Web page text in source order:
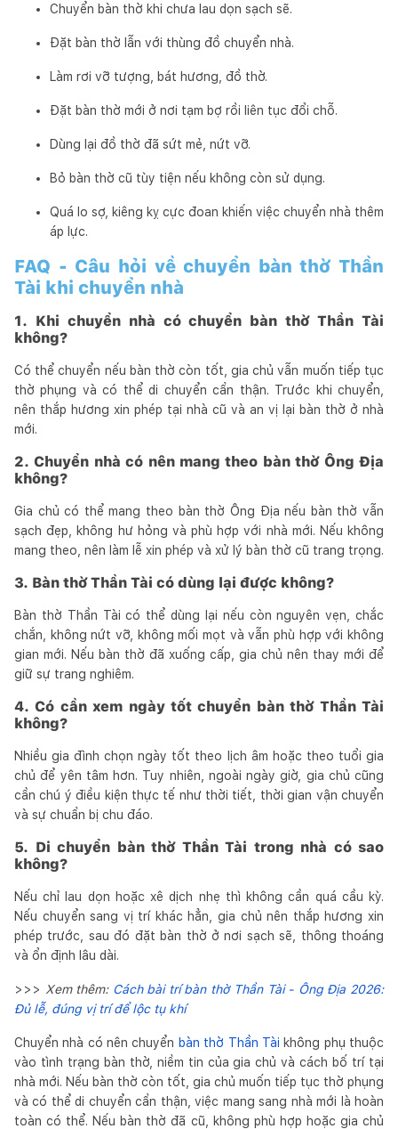
Chuyển bàn thờ khi chưa lau dọn sạch sẽ.
Đặt bàn thờ lẫn với thùng đồ chuyển nhà.
Làm rơi vỡ tượng, bát hương, đồ thờ.
Đặt bàn thờ mới ở nơi tạm bợ rồi liên tục đổi chỗ.
Dùng lại đồ thờ đã sứt mẻ, nứt vỡ.
Bỏ bàn thờ cũ tùy tiện nếu không còn sử dụng.
Quá lo sợ, kiêng kỵ cực đoan khiến việc chuyển nhà thêm
áp lực.
FAQ - Câu hỏi về chuyển bàn thờ Thần
Tài khi chuyển nhà
1. Khi chuyển nhà có chuyển bàn thờ Thần Tài
không?
Có thể chuyển nếu bàn thờ còn tốt, gia chủ vẫn muốn tiếp tục
thờ phụng và có thể di chuyển cẩn thận. Trước khi chuyển,
nên thắp hương xin phép tại nhà cũ và an vị lại bàn thờ ở nhà
mới.
2. Chuyển nhà có nên mang theo bàn thờ Ông Địa
không?
Gia chủ có thể mang theo bàn thờ Ông Địa nếu bàn thờ vẫn
sạch đẹp, không hư hỏng và phù hợp với nhà mới. Nếu không
mang theo, nên làm lễ xin phép và xử lý bàn thờ cũ trang trọng.
3. Bàn thờ Thần Tài có dùng lại được không?
Bàn thờ Thần Tài có thể dùng lại nếu còn nguyên vẹn, chắc
chắn, không nứt vỡ, không mối mọt và vẫn phù hợp với không
gian mới. Nếu bàn thờ đã xuống cấp, gia chủ nên thay mới để
giữ sự trang nghiêm.
4. Có cần xem ngày tốt chuyển bàn thờ Thần Tài
không?
Nhiều gia đình chọn ngày tốt theo lịch âm hoặc theo tuổi gia
chủ để yên tâm hơn. Tuy nhiên, ngoài ngày giờ, gia chủ cũng
cần chú ý điều kiện thực tế như thời tiết, thời gian vận chuyển
và sự chuẩn bị chu đáo.
5. Di chuyển bàn thờ Thần Tài trong nhà có sao
không?
Nếu chỉ lau dọn hoặc xê dịch nhẹ thì không cần quá cầu kỳ.
Nếu chuyển sang vị trí khác hẳn, gia chủ nên thắp hương xin
phép trước, sau đó đặt bàn thờ ở nơi sạch sẽ, thông thoáng
và ổn định lâu dài.
>>> Xem thêm: Cách bài trí bàn thờ Thần Tài - Ông Địa 2026:
Đủ lễ, đúng vị trí để lộc tụ khí
Chuyển nhà có nên chuyển bàn thờ Thần Tài không phụ thuộc
vào tình trạng bàn thờ, niềm tin của gia chủ và cách bố trí tại
nhà mới. Nếu bàn thờ còn tốt, gia chủ muốn tiếp tục thờ phụng
và có thể di chuyển cẩn thận, việc mang sang nhà mới là hoàn
toàn có thể. Nếu bàn thờ đã cũ, không phù hợp hoặc gia chủ